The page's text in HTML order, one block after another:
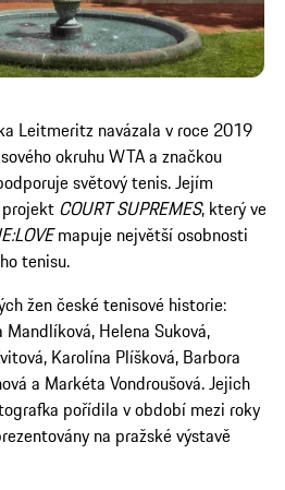
Leitmeritz navázala v roce 2019
okruhu WTA a značkou
světový tenis. Jejím
COURT SUPREMES, který ve
mapuje největší osobnosti
tenisu.
žen české tenisové historie:
Helena Suková,
Karolína Plíšková, Barbora
a Markéta Vondroušová. Jejich
pořídila v období mezi roky
na pražské výstavě